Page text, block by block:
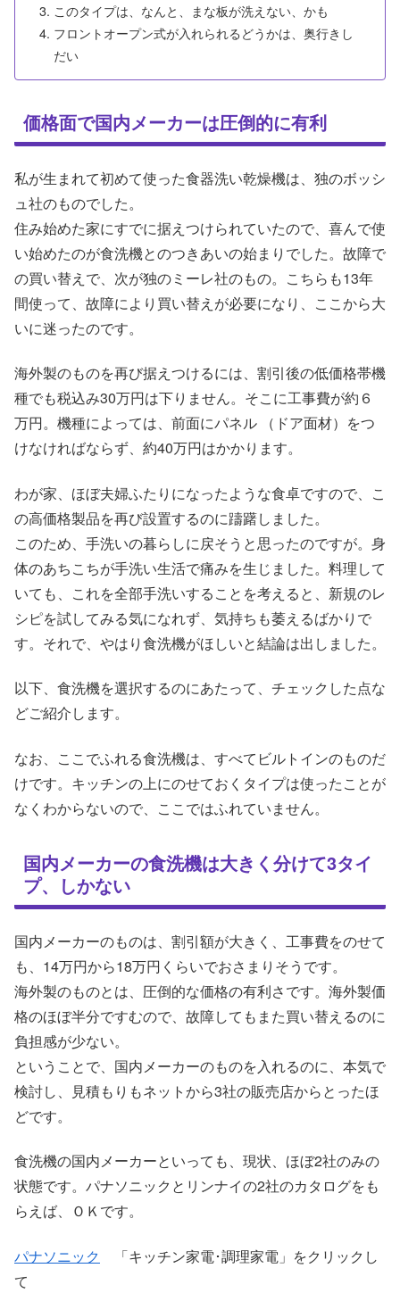
このタイプは、なんと、まな板が洗えない、かも
フロントオープン式が入れられるどうかは、奥行きし
だい
価格面で国内メーカーは圧倒的に有利
私が生まれて初めて使った食器洗い乾燥機は、独のボッシ
ュ社のものでした。
住み始めた家にすでに据えつけられていたので、喜んで使
い始めたのが食洗機とのつきあいの始まりでした。故障で
の買い替えで、次が独のミーレ社のもの。こちらも13年
間使って、故障により買い替えが必要になり、ここから大
いに迷ったのです。
海外製のものを再び据えつけるには、割引後の低価格帯機
種でも税込み30万円は下りません。そこに工事費が約６
万円。機種によっては、前面にパネル （ドア面材）をつ
けなければならず、約40万円はかかります。
わが家、ほぼ夫婦ふたりになったような食卓ですので、こ
の高価格製品を再び設置するのに躊躇しました。
このため、手洗いの暮らしに戻そうと思ったのですが。身
体のあちこちが手洗い生活で痛みを生じました。料理して
いても、これを全部手洗いすることを考えると、新規のレ
シピを試してみる気になれず、気持ちも萎えるばかりで
す。それで、やはり食洗機がほしいと結論は出しました。
以下、食洗機を選択するのにあたって、チェックした点な
どご紹介します。
なお、ここでふれる食洗機は、すべてビルトインのものだ
けです。キッチンの上にのせておくタイプは使ったことが
なくわからないので、ここではふれていません。
国内メーカーの食洗機は大きく分けて3タイ
プ、しかない
国内メーカーのものは、割引額が大きく、工事費をのせて
も、14万円から18万円くらいでおさまりそうです。
海外製のものとは、圧倒的な価格の有利さです。海外製価
格のほぼ半分ですむので、故障してもまた買い替えるのに
負担感が少ない。
ということで、国内メーカーのものを入れるのに、本気で
検討し、見積もりもネットから3社の販売店からとったほ
どです。
食洗機の国内メーカーといっても、現状、ほぼ2社のみの
状態です。パナソニックとリンナイの2社のカタログをも
らえば、ＯＫです。
パナソニック 「キッチン家電･調理家電」をクリックし
て